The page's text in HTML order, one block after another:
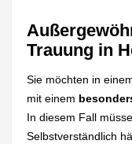
Trauung in
Sie möchten in
mit einem
In diesem Fall
Selbstverständlich